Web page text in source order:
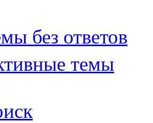
без ответов
темы